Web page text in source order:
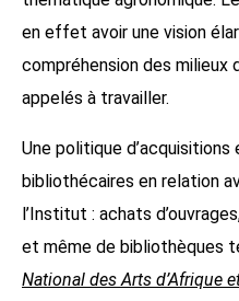
en effet avoir une vision
compréhension des milieux
appelés à travailler.
Une politique
bibliothécaires en relation
l’Institut : achats
et même de bibliothèques
National des Arts d’Afrique